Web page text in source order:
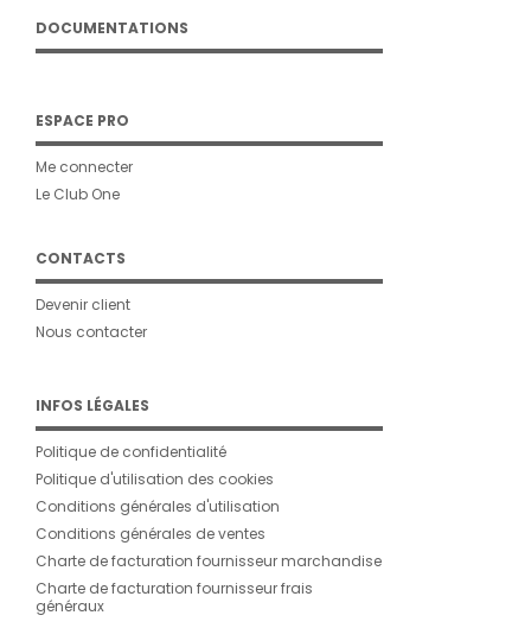
DOCUMENTATIONS
ESPACE PRO
Me connecter
Le Club One
CONTACTS
Devenir client
Nous contacter
INFOS LÉGALES
Politique de confidentialité
Politique d'utilisation des cookies
Conditions générales d'utilisation
Conditions générales de ventes
Charte de facturation fournisseur marchandise
Charte de facturation fournisseur frais
généraux